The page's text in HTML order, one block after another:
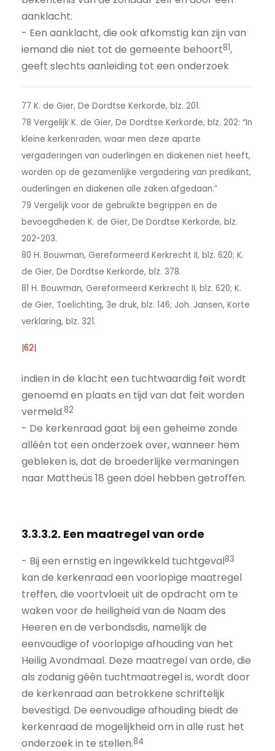
aanklacht.
- Een aanklacht, die ook afkomstig kan zijn van
iemand die niet tot de gemeente behoort81,
geeft slechts aanleiding tot een onderzoek
77 K. de Gier, De Dordtse Kerkorde, blz. 201.
78 Vergelijk K. de Gier, De Dordtse Kerkorde, blz. 202: “In
kleine kerkenraden, waar men deze aparte
vergaderingen van ouderlingen en diakenen niet heeft,
worden op de gezamenlijke vergadering van predikant,
ouderlingen en diakenen alle zaken afgedaan.”
79 Vergelijk voor de gebruikte begrippen en de
bevoegdheden K. de Gier, De Dordtse Kerkorde, blz.
202-203.
80 H. Bouwman, Gereformeerd Kerkrecht II, blz. 620; K.
de Gier, De Dordtse Kerkorde, blz. 378.
81 H. Bouwman, Gereformeerd Kerkrecht II, blz. 620; K.
de Gier, Toelichting, 3e druk, blz. 146; Joh. Jansen, Korte
verklaring, blz. 321.
|62|
indien in de klacht een tuchtwaardig feit wordt
genoemd en plaats en tijd van dat feit worden
vermeld.82
- De kerkenraad gaat bij een geheime zonde
alléén tot een onderzoek over, wanneer hem
gebleken is, dat de broederlijke vermaningen
naar Mattheüs 18 geen doel hebben getroffen.
3.3.3.2. Een maatregel van orde
- Bij een ernstig en ingewikkeld tuchtgeval83
kan de kerkenraad een voorlopige maatregel
treffen, die voortvloeit uit de opdracht om te
waken voor de heiligheid van de Naam des
Heeren en de verbondsdis, namelijk de
eenvoudige of voorlopige afhouding van het
Heilig Avondmaal. Deze maatregel van orde, die
als zodanig géén tuchtmaatregel is, wordt door
de kerkenraad aan betrokkene schriftelijk
bevestigd. De eenvoudige afhouding biedt de
kerkenraad de mogelijkheid om in alle rust het
onderzoek in te stellen.84